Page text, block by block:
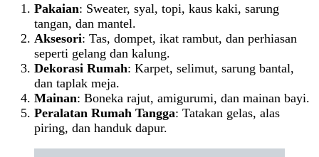
Pakaian: Sweater, syal, topi, kaus kaki, sarung
tangan, dan mantel.
Aksesori: Tas, dompet, ikat rambut, dan perhiasan
seperti gelang dan kalung.
Dekorasi Rumah: Karpet, selimut, sarung bantal,
dan taplak meja.
Mainan: Boneka rajut, amigurumi, dan mainan bayi.
Peralatan Rumah Tangga: Tatakan gelas, alas
piring, dan handuk dapur.